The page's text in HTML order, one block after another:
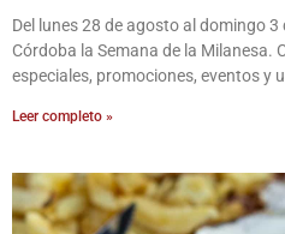
Del lunes 28 de agosto al domingo 3
Córdoba la Semana de la Milanesa.
especiales, promociones, eventos y
Leer completo »